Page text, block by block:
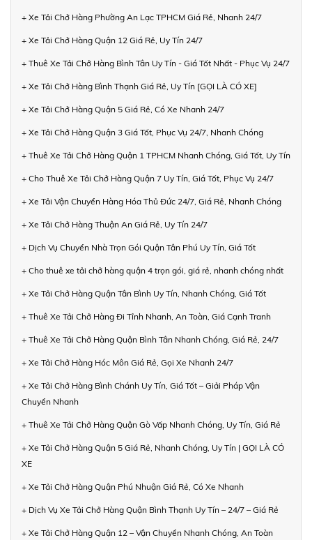
+ Xe Tải Chở Hàng Phường An Lạc TPHCM Giá Rẻ, Nhanh 24/7
+ Xe Tải Chở Hàng Quận 12 Giá Rẻ, Uy Tín 24/7
+ Thuê Xe Tải Chở Hàng Bình Tân Uy Tín - Giá Tốt Nhất - Phục Vụ 24/7
+ Xe Tải Chở Hàng Bình Thạnh Giá Rẻ, Uy Tín [GỌI LÀ CÓ XE]
+ Xe Tải Chở Hàng Quận 5 Giá Rẻ, Có Xe Nhanh 24/7
+ Xe Tải Chở Hàng Quận 3 Giá Tốt, Phục Vụ 24/7, Nhanh Chóng
+ Thuê Xe Tải Chở Hàng Quận 1 TPHCM Nhanh Chóng, Giá Tốt, Uy Tín
+ Cho Thuê Xe Tải Chở Hàng Quận 7 Uy Tín, Giá Tốt, Phục Vụ 24/7
+ Xe Tải Vận Chuyển Hàng Hóa Thủ Đức 24/7, Giá Rẻ, Nhanh Chóng
+ Xe Tải Chở Hàng Thuận An Giá Rẻ, Uy Tín 24/7
+ Dịch Vụ Chuyển Nhà Trọn Gói Quận Tân Phú Uy Tín, Giá Tốt
+ Cho thuê xe tải chở hàng quận 4 trọn gói, giá rẻ, nhanh chóng nhất
+ Xe Tải Chở Hàng Quận Tân Bình Uy Tín, Nhanh Chóng, Giá Tốt
+ Thuê Xe Tải Chở Hàng Đi Tỉnh Nhanh, An Toàn, Giá Cạnh Tranh
+ Thuê Xe Tải Chở Hàng Quận Bình Tân Nhanh Chóng, Giá Rẻ, 24/7
+ Xe Tải Chở Hàng Hóc Môn Giá Rẻ, Gọi Xe Nhanh 24/7
+ Xe Tải Chở Hàng Bình Chánh Uy Tín, Giá Tốt – Giải Pháp Vận
Chuyển Nhanh
+ Thuê Xe Tải Chở Hàng Quận Gò Vấp Nhanh Chóng, Uy Tín, Giá Rẻ
+ Xe Tải Chở Hàng Quận 5 Giá Rẻ, Nhanh Chóng, Uy Tín | GỌI LÀ CÓ
XE
+ Xe Tải Chở Hàng Quận Phú Nhuận Giá Rẻ, Có Xe Nhanh
+ Dịch Vụ Xe Tải Chở Hàng Quận Bình Thạnh Uy Tín – 24/7 – Giá Rẻ
+ Xe Tải Chở Hàng Quận 12 – Vận Chuyển Nhanh Chóng, An Toàn